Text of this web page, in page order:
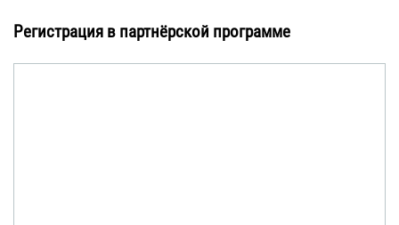
Регистрация в партнёрской программе